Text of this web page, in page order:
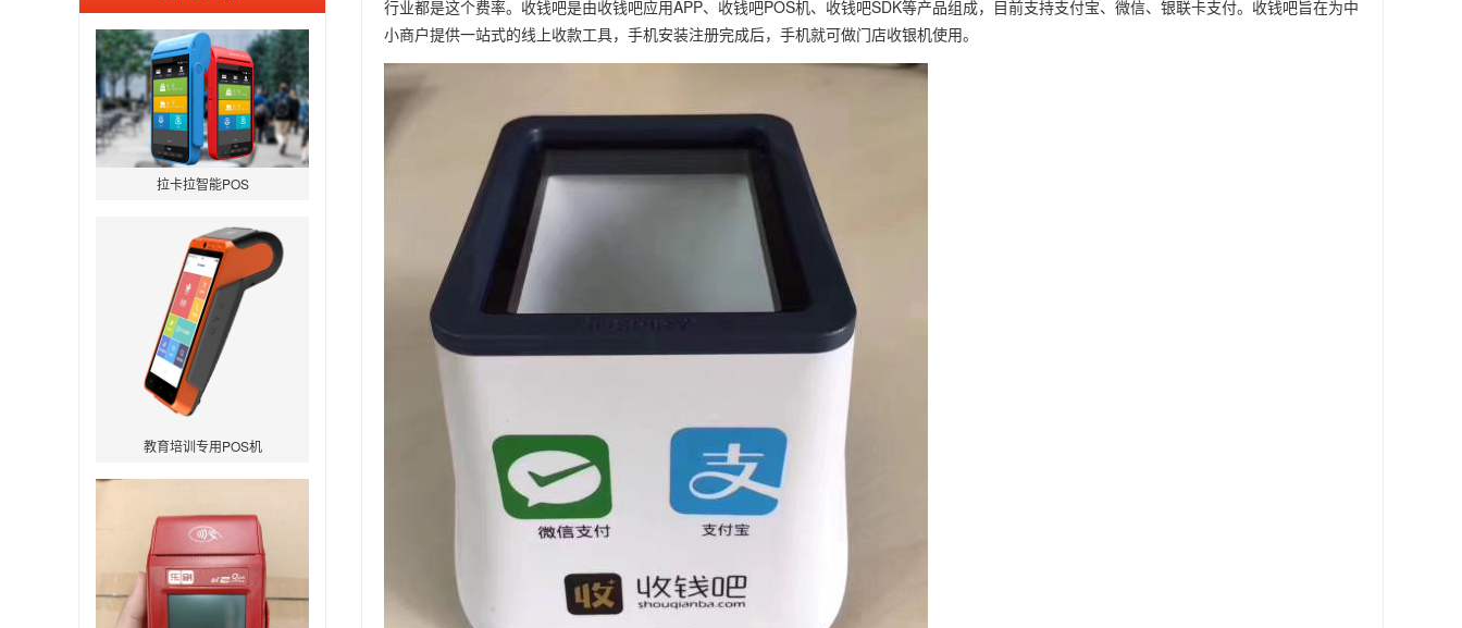
拉卡拉智能POS
教育培训专用POS机
行业都是这个费率。收钱吧是由收钱吧应用APP、收钱吧POS机、收钱吧SDK等产品组成，目前支持支付宝、微信、银联卡支付。收钱吧旨在为中
小商户提供一站式的线上收款工具，手机安装注册完成后，手机就可做门店收银机使用。